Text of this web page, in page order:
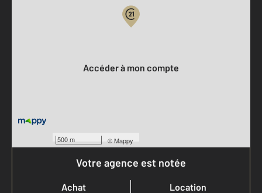
500 m ©Mappy
Accéder à mon compte
Votre agence est notée
Achat
Location